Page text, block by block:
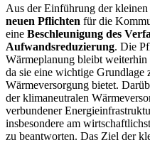
Aus der Einführung der kleinen
neuen Pflichten für die
eine Beschleunigung des
Aufwandsreduzierung. Die
Wärmeplanung bleibt weiterhin
da sie eine wichtige Grundlage
Wärmeversorgung bietet.
der klimaneutralen
verbundener
insbesondere am
zu beantworten. Das Ziel der